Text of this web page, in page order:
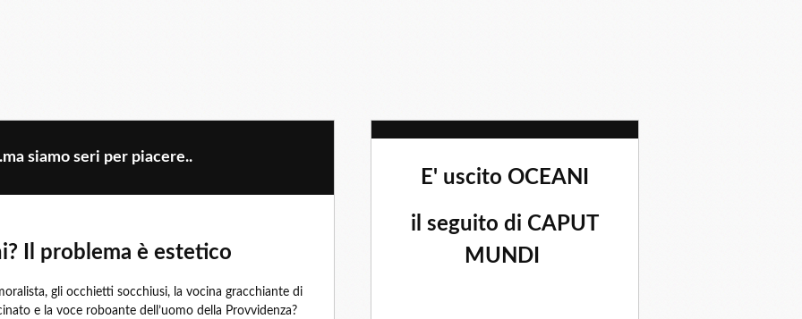
siamo seri per piacere..
Il problema è estetico
gli occhietti socchiusi, la vocina gracchiante di
e la voce roboante dell’uomo della Provvidenza?
E' uscito OCEANI
il seguito di CAPUT
MUNDI